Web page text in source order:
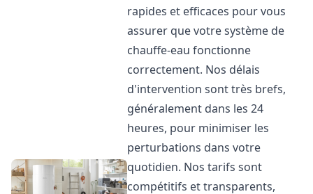
rapides et efficaces pour vous
assurer que votre système de
chauffe-eau fonctionne
correctement. Nos délais
d'intervention sont très brefs,
généralement dans les 24
heures, pour minimiser les
perturbations dans votre
quotidien. Nos tarifs sont
compétitifs et transparents,